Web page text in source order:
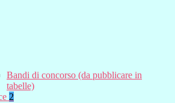
Bandi di concorso (da pubblicare in
tabelle)
2